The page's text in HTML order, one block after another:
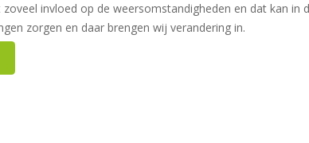
zoveel invloed op de weersomstandigheden en dat kan in
zorgen en daar brengen wij verandering in.